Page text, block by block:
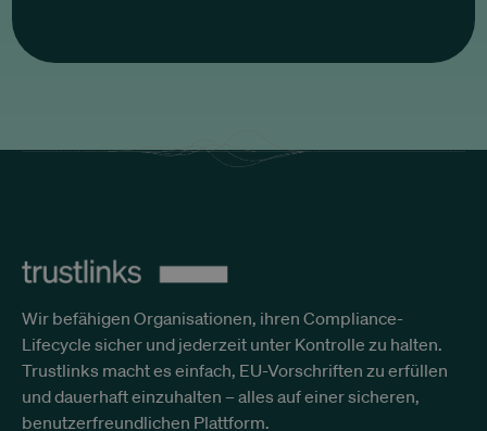
Wir befähigen Organisationen, ihren Compliance-
Lifecycle sicher und jederzeit unter Kontrolle zu halten.
Trustlinks macht es einfach, EU-Vorschriften zu erfüllen
und dauerhaft einzuhalten – alles auf einer sicheren,
benutzerfreundlichen Plattform.